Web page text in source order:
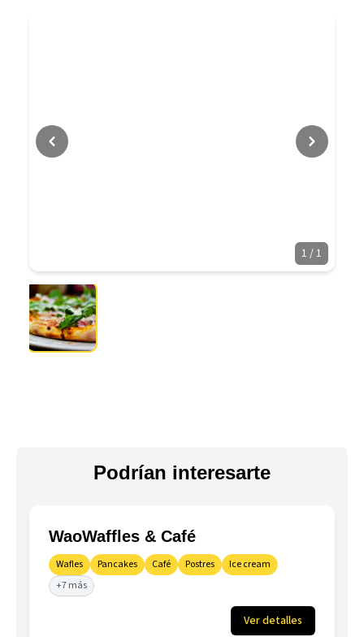
1 /1
Podrían interesarte
WaoWaffles & Café
Wafles Pancakes Café Postres
Ice cream
+7 más
Ver detalles